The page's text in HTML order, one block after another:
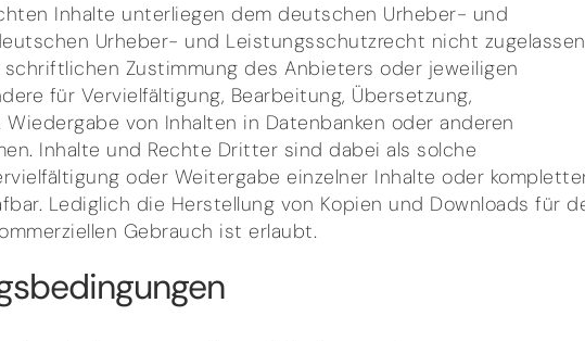
Inhalte unterliegen dem deutschen Urheber- und
Urheber- und Leistungsschutzrecht nicht
Zustimmung des Anbieters oder jeweiligen
für Vervielfältigung, Bearbeitung, Übersetzung,
von Inhalten in Datenbanken oder anderen
Inhalte und Rechte Dritter sind dabei als solche
oder Weitergabe einzelner Inhalte oder
Lediglich die Herstellung von Kopien und Downloads für
Gebrauch ist erlaubt.